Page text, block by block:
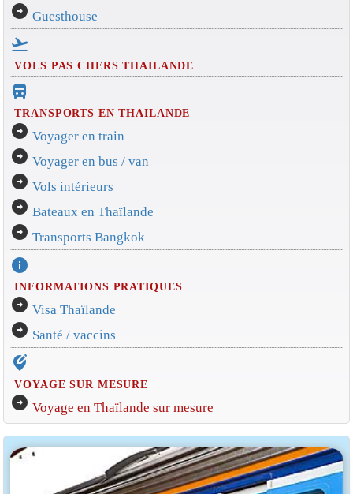
arrow_circle_right Guesthouse
flight_takeoff
VOLS PAS CHERS THAILANDE
directions_bus_filled
TRANSPORTS EN THAILANDE
arrow_circle_right Voyager en train
arrow_circle_right Voyager en bus / van
arrow_circle_right Vols intérieurs
arrow_circle_right Bateaux en Thaïlande
arrow_circle_right Transports Bangkok
info
INFORMATIONS PRATIQUES
arrow_circle_right Visa Thaïlande
arrow_circle_right Santé / vaccins
edit_location_alt
VOYAGE SUR MESURE
arrow_circle_right Voyage en Thaïlande sur mesure